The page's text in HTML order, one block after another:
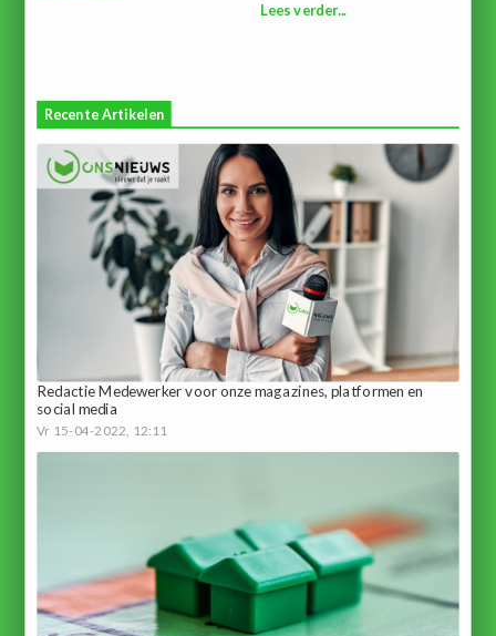
Lees verder...
Recente Artikelen
Redactie Medewerker voor onze magazines, platformen en
social media
Vr 15-04-2022, 12:11